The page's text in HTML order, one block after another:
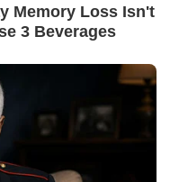
Nikkei 225
Barrierefreiheit
Memory Loss Isn't
3 Beverages